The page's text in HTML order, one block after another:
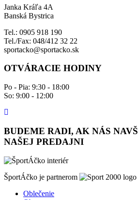
Janka Kráľa 4A
Banská Bystrica
Tel.: 0905 918 190
Tel./Fax: 048/412 32 22
sportacko@sportacko.sk
OTVÁRACIE HODINY
Po - Pia: 9:30 - 18:00
So: 9:00 - 12:00
BUDEME RADI, AK NÁS
NAŠEJ PREDAJNI
ŠportÁčko je partnerom
Oblečenie